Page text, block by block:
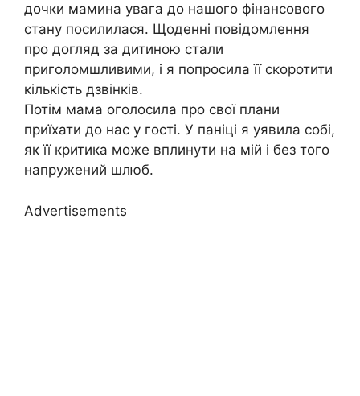
дочки мамина увага до нашого фінансового
стану посилилася. Щоденні повідомлення
про догляд за дитиною стали
приголомшливими, і я попросила її скоротити
кількість дзвінків.
Потім мама оголосила про свої плани
приїхати до нас у гості. У паніці я уявила собі,
як її критика може вплинути на мій і без того
напружений шлюб.
Advertisements